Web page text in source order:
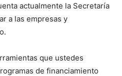
actualmente la Secretaría
a las empresas y
que ustedes
de financiamiento